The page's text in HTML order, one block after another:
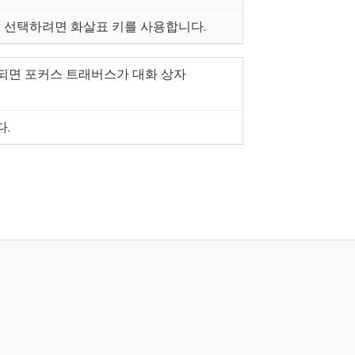
택하려면 화살표 키를 사용합니다.
면 포커스 트래버스가 대화 상자
.